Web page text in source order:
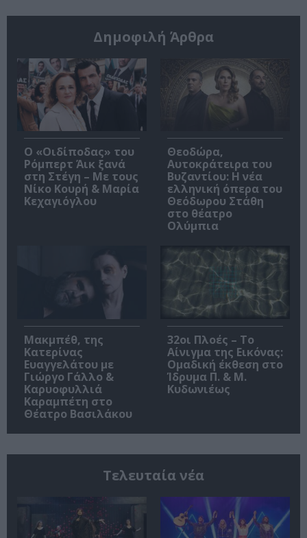
Δημοφιλή Άρθρα
O «Οιδίποδας» του
Ρόμπερτ Άικ ξανά
στη Στέγη – Με τους
Νίκο Κουρή & Μαρία
Κεχαγιόγλου
Θεοδώρα,
Αυτοκράτειρα του
Βυζαντίου: Η νέα
ελληνική όπερα του
Θεόδωρου Στάθη
στο θέατρο
Ολύμπια
Μακμπέθ, της
Κατερίνας
Ευαγγελάτου με
Γιώργο Γάλλο &
Καρυοφυλλιά
Καραμπέτη στο
Θέατρο Βασιλάκου
32οι Πλοές – Το
Αίνιγμα της Εικόνας:
Ομαδική έκθεση στο
Ίδρυμα Π. & Μ.
Κυδωνιέως
Τελευταία νέα